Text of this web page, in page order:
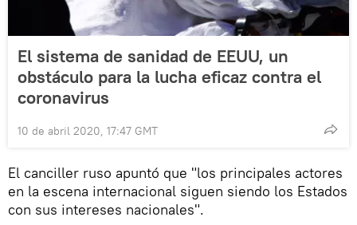
El sistema de sanidad de EEUU, un
obstáculo para la lucha eficaz contra el
coronavirus
10 de abril 2020, 17:47 GMT
El canciller ruso apuntó que "los principales actores
en la escena internacional siguen siendo los Estados
con sus intereses nacionales".